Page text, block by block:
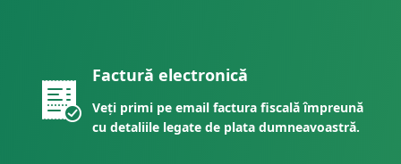
Factură electronică
Veți primi pe email factura fiscală împreună
cu detaliile legate de plata dumneavoastră.